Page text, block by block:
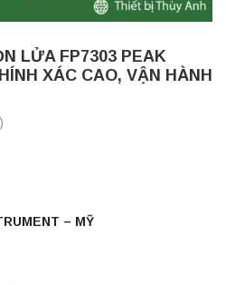
LỬA FP7303 PEAK
XÁC CAO, VẬN HÀNH
– MỸ